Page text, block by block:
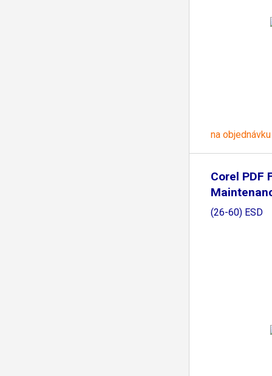
na objednávku
Corel PDF
ML
(26-60) ESD